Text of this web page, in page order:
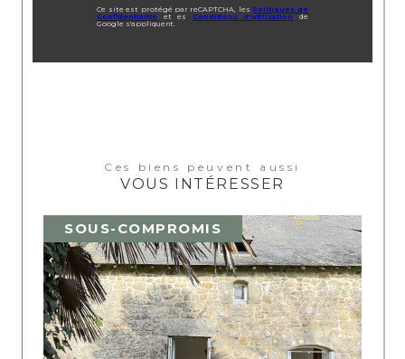
Ce site est protégé par reCAPTCHA, lesPolitiques de
Confidentialité et es Conditions d'utilisationde
Google s'appliquent.
Ces biens peuvent aussi
VOUS INTÉRESSER
SOUS-COMPROMIS